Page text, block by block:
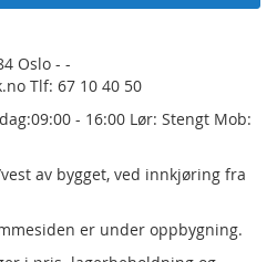
Oslo - -
Tlf: 67 10 40 50
- 16:00 Lør: Stengt Mob:
av bygget, ved innkjøring fra
er under oppbygning.